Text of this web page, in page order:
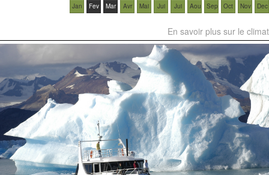
Jan Fev Mar Avr Mai Jui Jui Aou Sep Oct Nov Dec
En savoir plus sur le climat